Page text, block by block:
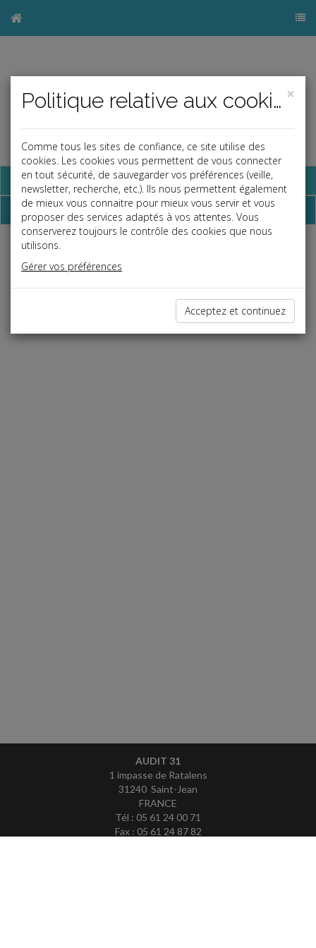
Base documentaire
Dossiers
Espace réservé
AUDIT 31
1 impasse de Ratalens
31240 Saint-Jean
FRANCE
Tél : 05 61 24 00 71
Fax : 05 61 24 87 82
×
Politique relative aux cookies
Comme tous les sites de confiance, ce site utilise des
cookies. Les cookies vous permettent de vous connecter
en tout sécurité, de sauvegarder vos préférences (veille,
newsletter, recherche, etc.). Ils nous permettent également
de mieux vous connaitre pour mieux vous servir et vous
proposer des services adaptés à vos attentes. Vous
conserverez toujours le contrôle des cookies que nous
utilisons.
Gérer vos préférences
Acceptez et continuez